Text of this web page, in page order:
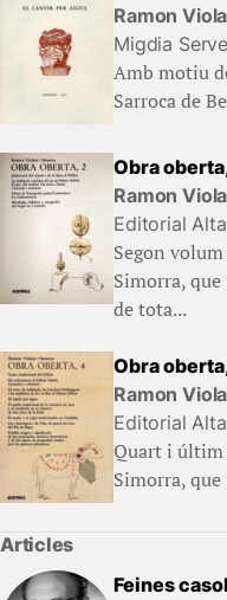
Ramon
Migdia
Amb motiu
Sarroca de
Obra
Ramon
Editorial
Segon
Simorra,
de tota...
Obra
Ramon
Editorial
Quart i últim
Simorra,
Articles
Feines